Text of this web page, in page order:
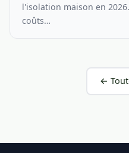
l'isolation maison en
coûts…
←